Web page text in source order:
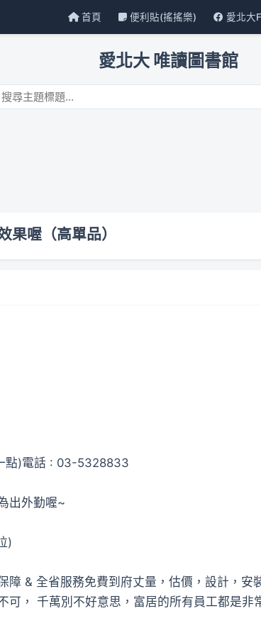
首頁 便利貼(搖搖樂) 愛北大
愛北大 唯讀圖書館
果喔（高單品）
點)電話 : 03-5328833
出外勤喔~
)
障 & 全省服務免費到府丈量，估價，設計，
可， 千萬別不好意思，富居的所有員工都是非